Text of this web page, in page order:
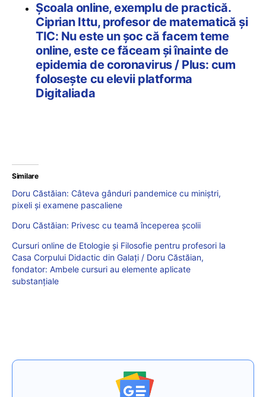
Școala online, exemplu de practică.
Ciprian Ittu, profesor de matematică și
TIC: Nu este un șoc că facem teme
online, este ce făceam și înainte de
epidemia de coronavirus / Plus: cum
folosește cu elevii platforma
Digitaliada
Similare
Doru Căstăian: Câteva gânduri pandemice cu miniştri,
pixeli şi examene pascaliene
Doru Căstăian: Privesc cu teamă începerea şcolii
Cursuri online de Etologie și Filosofie pentru profesori la
Casa Corpului Didactic din Galați / Doru Căstăian,
fondator: Ambele cursuri au elemente aplicate
substanțiale